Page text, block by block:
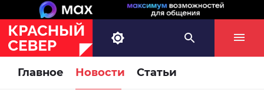
Главное Новости Статьи